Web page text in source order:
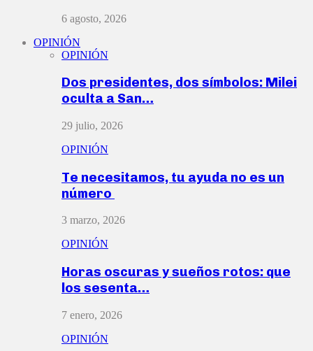
6 agosto, 2026
OPINIÓN
OPINIÓN
Dos presidentes, dos símbolos: Milei
oculta a San…
29 julio, 2026
OPINIÓN
Te necesitamos, tu ayuda no es un
número
3 marzo, 2026
OPINIÓN
Horas oscuras y sueños rotos: que
los sesenta…
7 enero, 2026
OPINIÓN